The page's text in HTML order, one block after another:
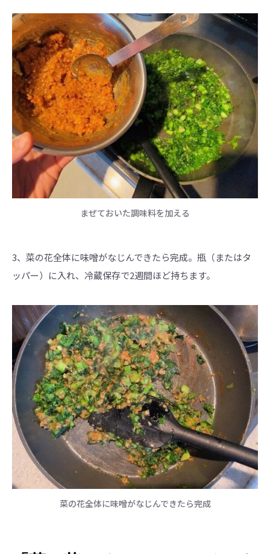
まぜておいた調味料を加える
3、菜の花全体に味噌がなじんできたら完成。瓶（またはタ
ッパー）に入れ、冷蔵保存で2週間ほど持ちます。
菜の花全体に味噌がなじんできたら完成